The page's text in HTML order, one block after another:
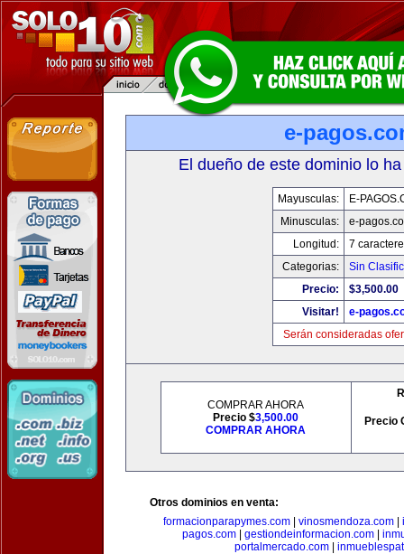
e-
El dueño de este dominio lo
Mayusculas:
E-
Minusculas:
e-
Longitud:
7
Categorias:
Sin
Precio:
$3,500.00
Visitar!
e-
Serán consideradas
COMPRAR AHORA
Precio $3,500.00
COMPRAR AHORA
Precio
Otros dominios en venta:
formacionparapymes.com| vinosmendoza.com|
pagos.com| gestiondeinformacion.com|
portalmercado.com